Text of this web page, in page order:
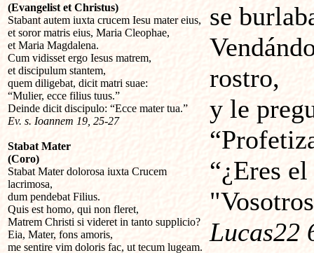
(Evangelist et Christus)
Stabant autem iuxta crucem Iesu mater eius,
et soror matris eius, Maria Cleophae,
et Maria Magdalena.
Cum vidisset ergo Iesus matrem,
et discipulum stantem,
quem diligebat, dicit matri suae:
“Mulier, ecce filius tuus.”
Deinde dicit discipulo: “Ecce mater tua.”
Ev. s. Ioannem 19, 25-27
Stabat Mater
(Coro)
Stabat Mater dolorosa iuxta Crucem
lacrimosa,
dum pendebat Filius.
Quis est homo, qui non fleret,
Matrem Christi si videret in tanto supplicio?
Eia, Mater, fons amoris,
me sentire vim doloris fac, ut tecum lugeam.
se
rostro,
y le
“¿Eres
Lucas22